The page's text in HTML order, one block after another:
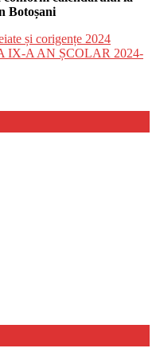
Botoșani
și corigențe 2024
IX-A AN ȘCOLAR 2024-